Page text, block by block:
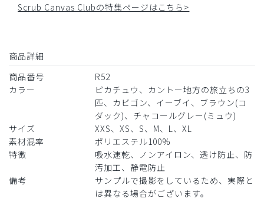
Scrub Canvas Clubの特集ページはこちら>
商品詳細
商品番号
R52
カラー
ピカチュウ、カントー地方の旅立ちの3
匹、カビゴン、イーブイ、ブラウン(コ
ダック)、チャコールグレー(ミュウ)
サイズ
XXS、XS、S、M、L、XL
素材混率
ポリエステル100%
特徴
吸水速乾、ノンアイロン、透け防止、防
汚加工、静電防止
備考
サンプルで撮影をしているため、実際と
は異なる場合がございます。